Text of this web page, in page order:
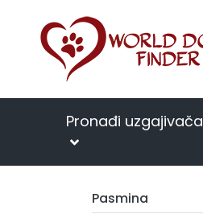
Pronađi uzgajivača
Pasmina